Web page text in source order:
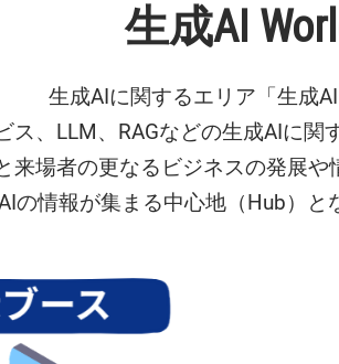
生成AI
生成AIに関するエリア「生成
ス、LLM、RAGなどの生成AIに
来場者の更なるビジネスの発展や
の情報が集まる中心地（Hub）と